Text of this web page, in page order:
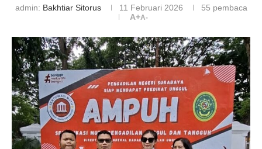
admin: Bakhtiar Sitorus 11 Februari 2026 55 pembaca
A+A-